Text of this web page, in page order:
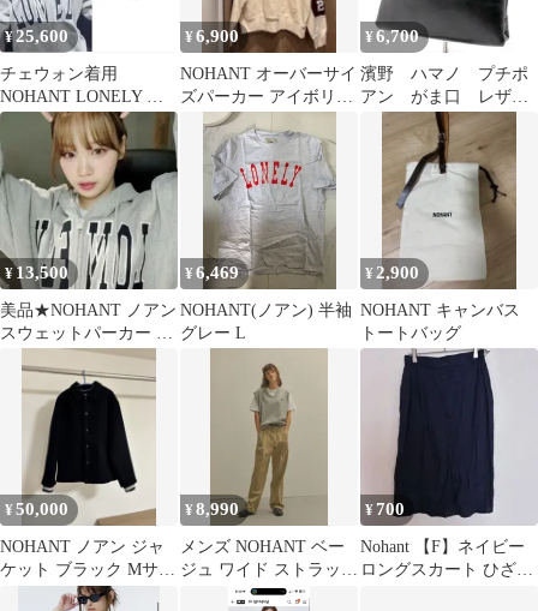
¥25,600
チェウォン着用
NOHANT LONELY ジ
ップ フーディー パーカ
ー
¥6,900
NOHANT オーバーサイ
ズパーカー アイボリー
×ボルドー 韓国
¥ 6,700
濱野 ハマノ プチポ
アン がま口 レザ
ー ハンドバッグ ゴ
ブラン織
¥13,500
美品★NOHANT ノアン
スウェットパーカー ル
セラフィム キムチェウ
ォン着用
¥6,469
NOHANT(ノアン) 半袖
グレー L
¥ 2,900
NOHANT キャンバス
トートバッグ
¥50,000
NOHANT ノアン ジャ
ケット ブラック Mサイ
ズ 未使用 タグ付き
¥8,990
メンズ NOHANT ベー
ジュ ワイド ストラップ
パンツ 31
¥ 700
Nohant 【F】ネイビー
ロングスカート ひざ丈